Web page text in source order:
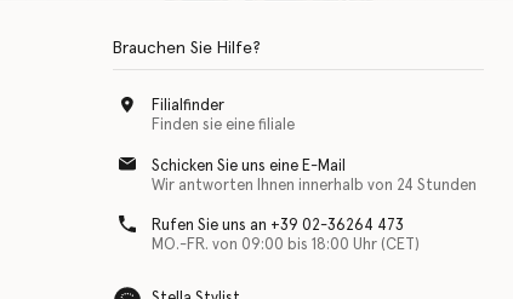
Brauchen Sie Hilfe?
Filialfinder
Finden sie eine filiale
Schicken Sie uns eine E-Mail
Wir antworten Ihnen innerhalb von 24 Stunden
Rufen Sie uns an +39 02-36264 473
MO.-FR. von 09:00 bis 18:00 Uhr (CET)